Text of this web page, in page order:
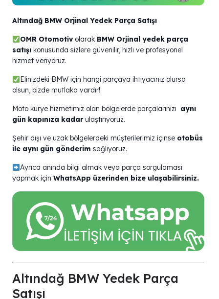
Altındağ BMW Orjinal Yedek Parça Satışı
OMR Otomotivolarak BMW Orjinal yedek parça
satışı konusunda sizlere güvenilir, hızlı ve profesyonel
hizmet veriyoruz.
Elinizdeki BMW için hangi parçaya ihtiyacınız olursa
olsun, bizde mutlaka vardır!
Moto kurye hizmetimiz olan bölgelerde parçalarınızı aynı
gün kapınıza kadarulaştırıyoruz.
Şehir dışı ve uzak bölgelerdeki müşterilerimiz içinse otobüs
ile aynı gün gönderim sağlıyoruz.
Ayrıca anında bilgi almak veya parça sorgulaması
yapmak için WhatsApp üzerinden bize ulaşabilirsiniz.
Altındağ BMW Yedek Parça
Satışı